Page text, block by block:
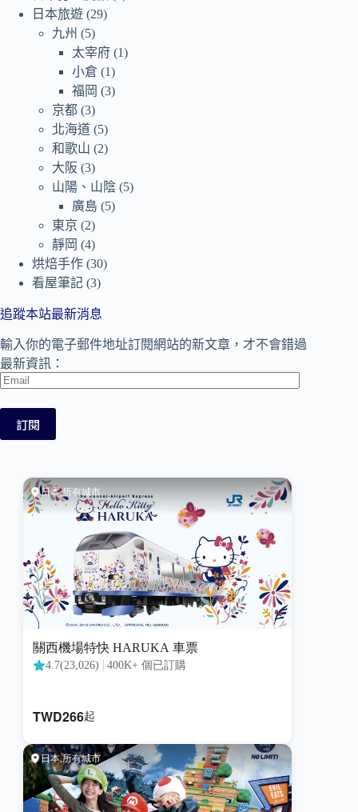
日本旅遊 (29)
九州 (5)
太宰府 (1)
小倉 (1)
福岡 (3)
京都 (3)
北海道 (5)
和歌山 (2)
大阪 (3)
山陽、山陰 (5)
廣島 (5)
東京 (2)
靜岡 (4)
烘焙手作 (30)
看屋筆記 (3)
追蹤本站最新消息
輸入你的電子郵件地址訂閱網站的新文章，才不會錯過
最新資訊：
Email
訂閱